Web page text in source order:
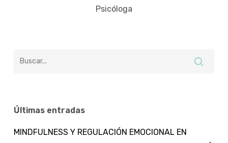
Psicóloga
Últimas entradas
MINDFULNESS Y REGULACIÓN EMOCIONAL EN